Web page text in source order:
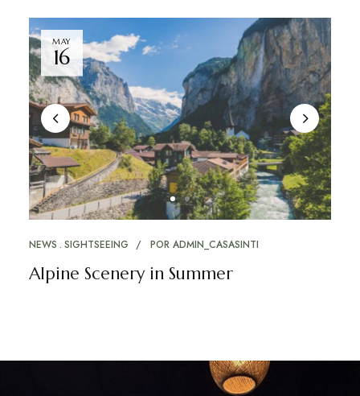
MAY
16
NEWS SIGHTSEEING POR ADMIN_CASASINTI
Alpine Scenery in Summer